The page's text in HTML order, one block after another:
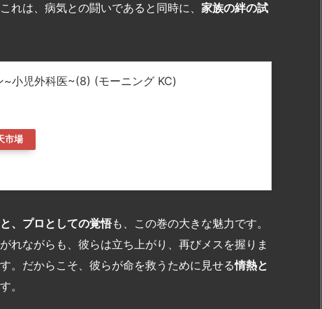
れは、病気との闘いであると同時に、 家族の絆の試
~小児外科医~(8) (モーニング KC)
市場
、プロとしての覚悟も、この巻の大きな魅力です。
れながらも、彼らは立ち上がり、再びメスを握りま
。だからこそ、彼らが命を救うために見せる情熱と
。